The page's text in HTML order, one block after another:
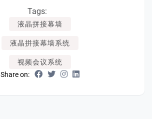
Tags:
液晶拼接幕墙
液晶拼接幕墙系统
视频会议系统
Share on: